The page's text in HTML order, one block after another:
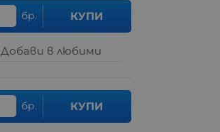
бр. КУПИ
Добави в любими
бр. КУПИ